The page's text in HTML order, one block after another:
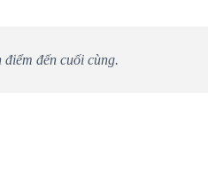
đến cuối cùng.